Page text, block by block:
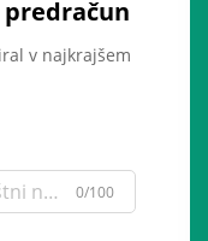
v najkrajšem
0/100